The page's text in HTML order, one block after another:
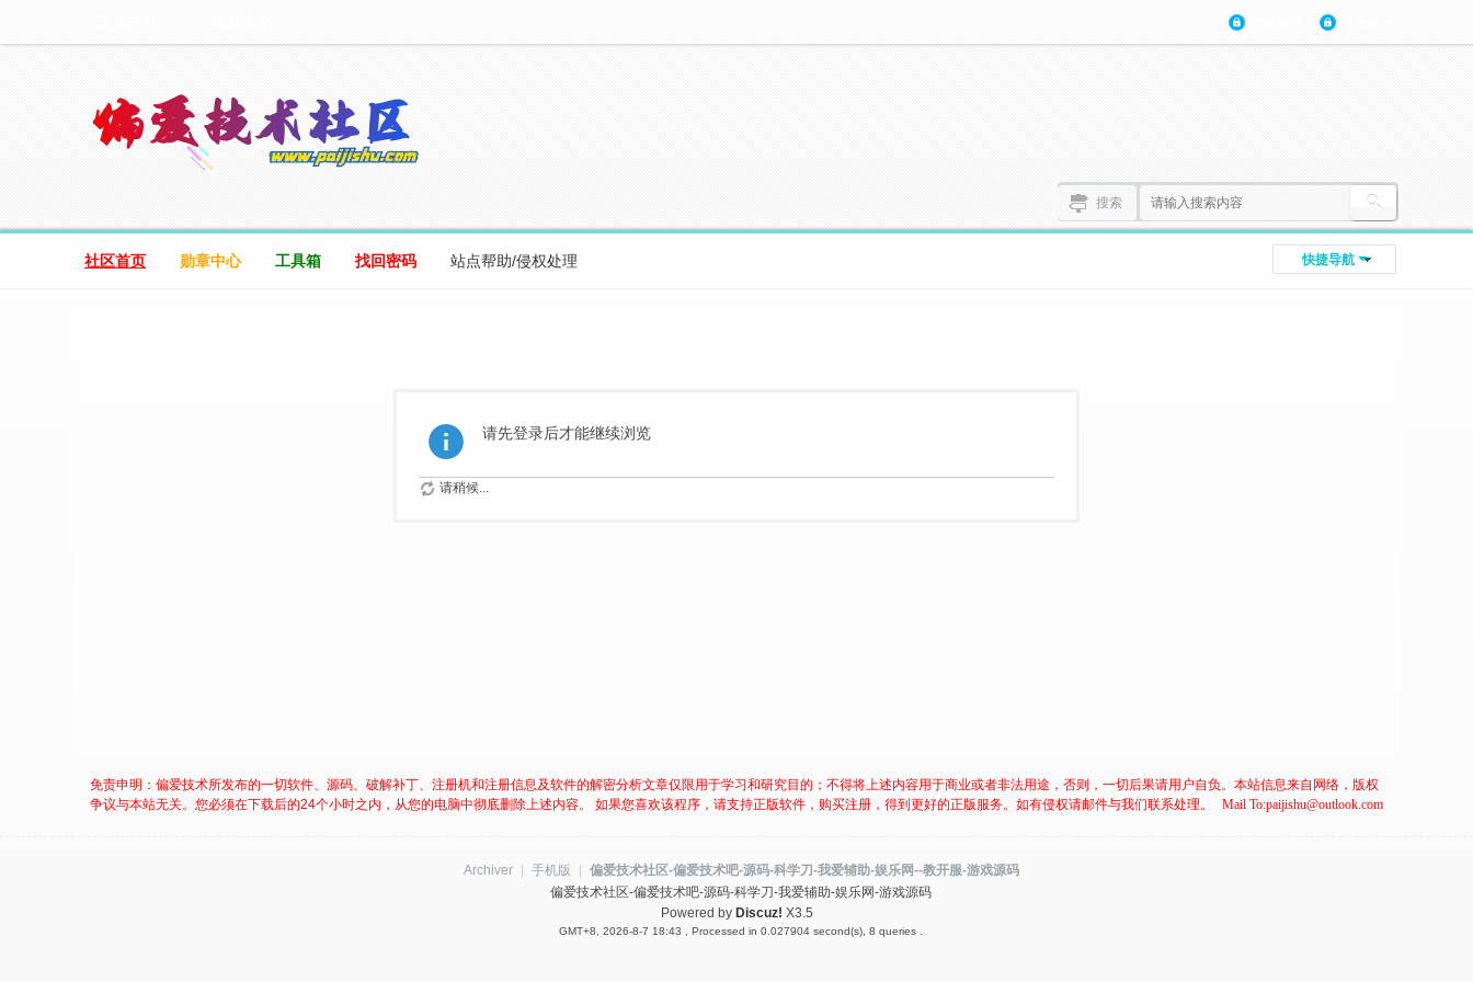
搜索
快捷导航
社区首页 勋章中心 工具箱 找回密码 站点帮助/侵权处理
请先登录后才能继续浏览
请稍候...
免责申明：偏爱技术所发布的一切软件、源码、破解补丁、注册机和注册信息及软件的解密分析文章仅限用于学习和研究目的；不得将上述内容用于商业或者非法用途，否则，一切后果请用户自负。本站信息来自网络，版权
争议与本站无关。您必须在下载后的24个小时之内，从您的电脑中彻底删除上述内容。 如果您喜欢该程序，请支持正版软件，购买注册，得到更好的正版服务。如有侵权请邮件与我们联系处理。
Mail To:paijishu@outlook.com
Archiver 手机版
偏爱技术社区-偏爱技术吧-源码-科学刀-我爱辅助-娱乐网--教开服-游戏源码
偏爱技术社区-偏爱技术吧-源码-科学刀-我爱辅助-娱乐网-游戏源码
Powered by Discuz! X3.5
GMT+8, 2026-8-7 18:43 , Processed in 0.027904 second(s), 8 queries .